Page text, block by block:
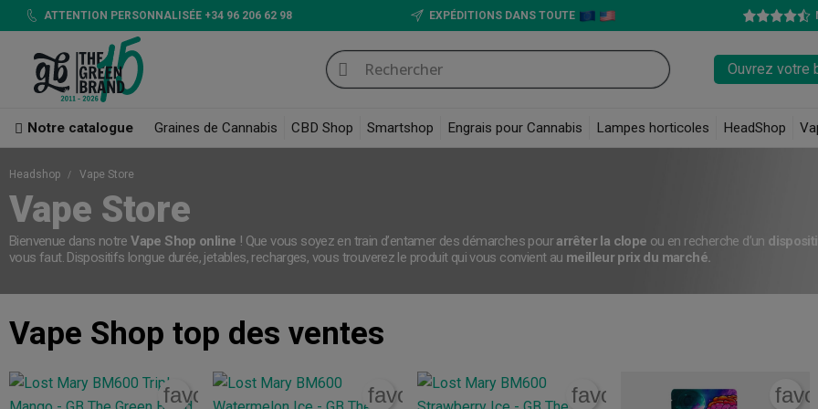
ATTENTION PERSONNALISÉE +34 96 206 62 98 EXPÉDITIONS DANS TOUTE
Ouvrez votre
Notre catalogue Graines de Cannabis CBD Shop Smartshop Engrais pour Cannabis Lampes horticoles HeadShop
Headshop Vape Store
Vape Store
Bienvenue dans notreVape Shop online ! Que vous soyez en train d’entamer des démarches pourarrêter la clope ou en recherche d’un
vous faut. Dispositifs longue durée, jetables, recharges, vous trouverez le produit qui vous convient au meilleur prix du marché.
Vape Shop top des ventes
favorite_border favorite_border favorite_border